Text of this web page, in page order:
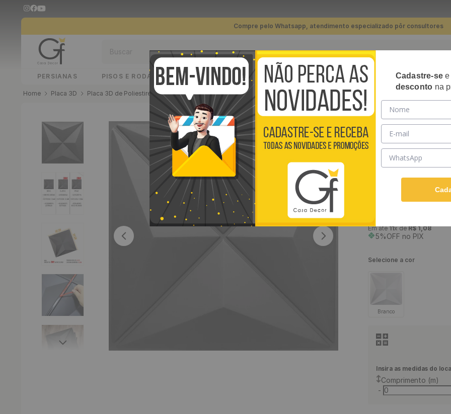
Compre pelo Whatsapp, atendimento especializado pôr consultores
PERSIANAS PISOS E RODAPÉS PAINÉIS RIPADOS PLACAS 3D PAPÉIS DE PAREDE
Placa 3D Placa 3D de Poliestireno Placa 3D Decorativa Classic Autoadesiva de Poliestireno 50 x 50 cm - Modelo: Estrela Preta
PLACA 3D
POLIESTIRENO
Placa de
3D simplificam a
de instalar, fácil de
Ver descrição completa
Em até11x deR$ 1,08
5%OFF no PIX
Selecione a cor
Branco
Insira as medidas do
Comprimento (m)
-
TERMOS MAIS BUSCADOS
1º piso
2º banheiro
3º
cozinha
5º
º
papel parede
piso vinílico
Cadastre-see
desconto na